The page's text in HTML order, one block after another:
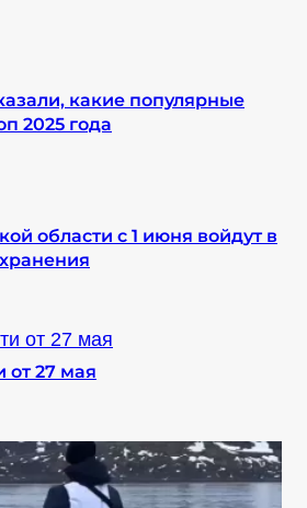
какие популярные
2025 года
области с 1 июня войдут в
от 27 мая